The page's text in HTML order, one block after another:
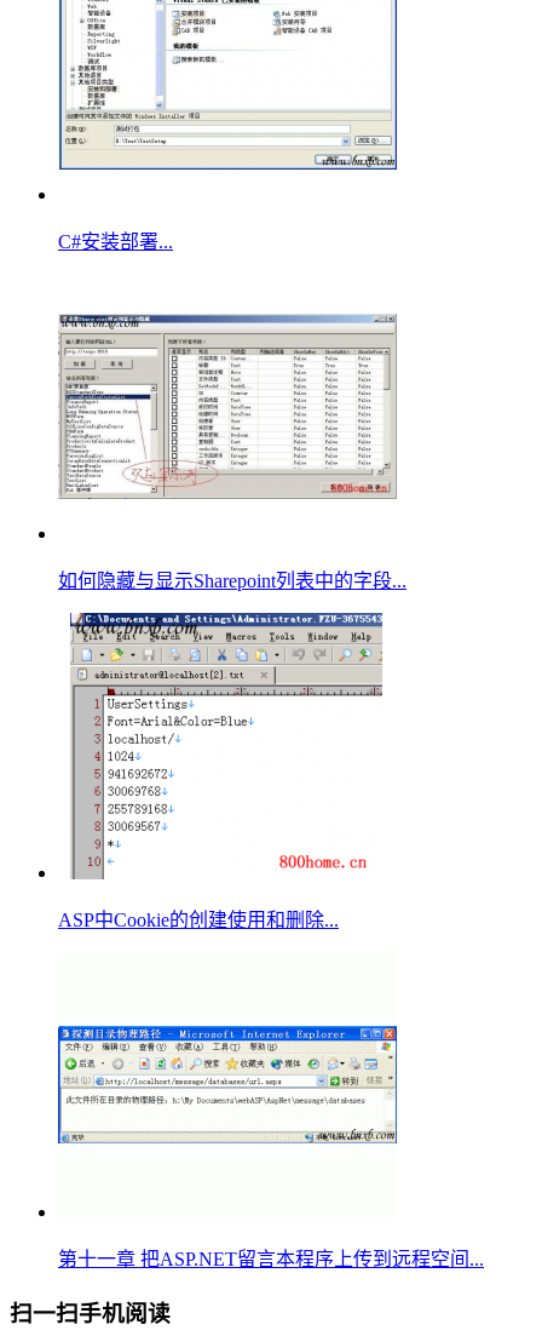
C#安装部署...
如何隐藏与显示Sharepoint列表中的字段...
ASP中Cookie的创建使用和删除...
第十一章 把ASP.NET留言本程序上传到远程空间...
扫一扫手机阅读